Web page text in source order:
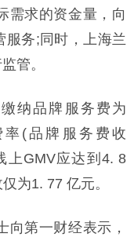
需求的资金量，向
服务;同时，上海兰
管。
纳品牌服务费为
率(品牌服务费收
上GMV应达到4. 8
为1. 77 亿元。
向第一财经表示，